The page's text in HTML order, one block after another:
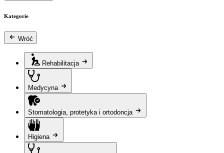
Kategorie
Wróć
Rehabilitacja
Medycyna
Stomatologia, protetyka i ortodoncja
Higiena